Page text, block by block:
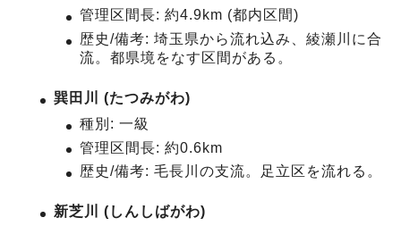
管理区間長: 約4.9km (都内区間)
歴史/備考: 埼玉県から流れ込み、綾瀬川に合
流。都県境をなす区間がある。
巽田川 (たつみがわ)
種別: 一級
管理区間長: 約0.6km
歴史/備考: 毛長川の支流。足立区を流れる。
新芝川 (しんしばがわ)